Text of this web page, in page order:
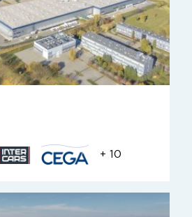
+ 10